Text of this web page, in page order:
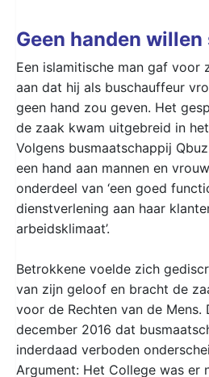
Geen handen
Een islamitische man gaf voor
aan dat hij als buschauffeur
geen hand zou geven. Het
de zaak kwam uitgebreid in
Volgens busmaatschappij
een hand aan mannen en
onderdeel van ‘een goed
dienstverlening aan haar
arbeidsklimaat’.
Betrokkene voelde zich
van zijn geloof en bracht de
voor de Rechten van de Mens.
december 2016 dat
inderdaad verboden
Argument: Het College was er